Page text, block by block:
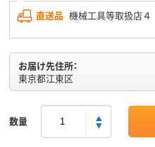
直送品 機械工具等取扱店４
お届け先住所：
東京都江東区
数量